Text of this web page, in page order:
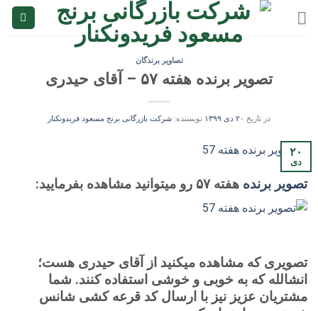
تصاویر برندگان
تصویر برنده هفته ۵۷ – آقای حیدری
در تاریخ ۲۰ دی ۱۳۹۹ نویسنده: شرکت بازرگانی برنج مسعود فریدونکنار
۲۰
دی
تصویر برنده هفته ۵۷ رو میتوانید مشاهده بفرمایید:
تصویری که مشاهده میکنید از آقای حیدری هست؛
انشالله که به خوبی و خوشی استفاده کنند. شما
مشتریان عزیز نیز با ارسال کد قرعه کشی شانس